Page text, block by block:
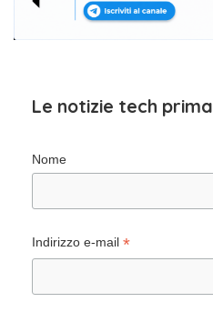
Le notizie tech
Nome
Indirizzo e-mail *